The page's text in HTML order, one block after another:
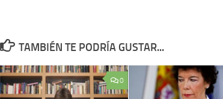
TAMBIÉN TE PODRÍA GUSTAR...
0